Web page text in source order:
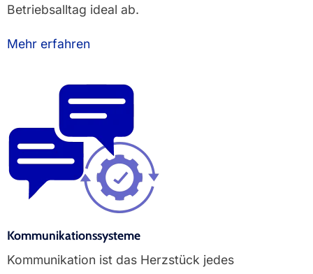
Betriebsalltag ideal ab.
Mehr erfahren
Kommunikationssysteme
Kommunikation ist das Herzstück jedes